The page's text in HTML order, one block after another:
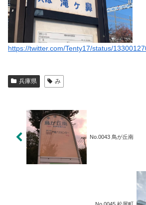
https://twitter.com/Tenty17/status/
兵庫県 み
No.0043 鳥が丘南